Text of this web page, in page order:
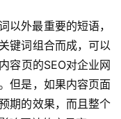
以外最重要的短语，
键词组合而成，可以
容页的SEO对企业网
但是，如果内容页面
期的效果，而且整个